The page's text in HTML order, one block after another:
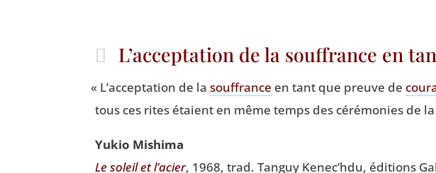
L’acceptation de la souffrance en
« L’acceptation de la souf­france en tant que preuve de
tous ces rites étaient en même temps des céré­mo­nies de la
Yukio Mishi­ma
Le soleil et l’a­cier, 1968, trad. Tan­guy Kenec’h­du, édi­tions